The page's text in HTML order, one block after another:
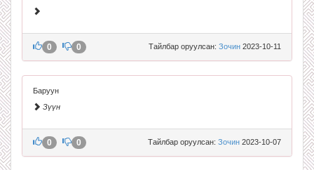
Тайлбар оруулсан: Зочин 2023-10-11
0 0
Баруун
Зүүн
Тайлбар оруулсан: Зочин 2023-10-07
0 0